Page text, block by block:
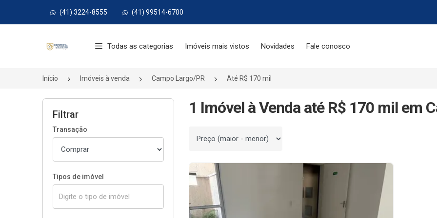
(41) 3224-8555 (41) 99514-6700
Todas as categorias Imóveis mais vistos Novidades Fale conosco
Início Imóveis à venda Campo Largo/PR Até R$ 170 mil
Filtrar
Transação
Tipos de imóvel
1 Imóvel à Venda até R$ 170 mil em
Ordenar por